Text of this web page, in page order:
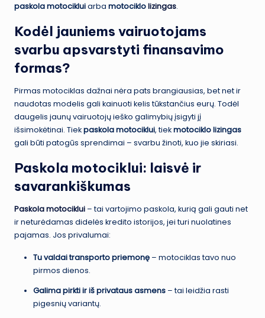
paskola motocikluiarba motociklolizingas.
Kodėl jauniems vairuotojams
svarbu apsvarstyti finansavimo
formas?
Pirmas motociklas dažnai nėra pats brangiausias, bet net ir
naudotas modelis gali kainuoti kelis tūkstančius eurų. Todėl
daugelis jaunų vairuotojų ieško galimybių įsigyti jį
išsimokėtinai. Tiekpaskola motociklui, tiekmotociklo lizingas
gali būti patogūs sprendimai – svarbu žinoti, kuo jie skiriasi.
Paskola motociklui: laisvė ir
savarankiškumas
Paskola motociklui – tai vartojimo paskola, kurią gali gauti net
ir neturėdamas didelės kredito istorijos, jei turi nuolatines
pajamas. Jos privalumai:
Tu valdai transporto priemonę – motociklas tavo nuo
pirmos dienos.
Galima pirkti ir iš privataus asmens – tai leidžia rasti
pigesnių variantų.